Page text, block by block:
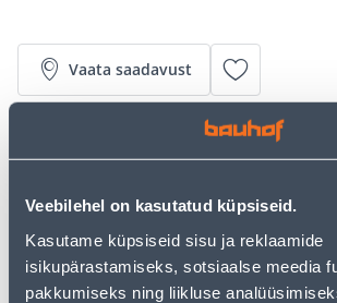
Veebilehel on kasutatud küpsiseid.
Kasutame küpsiseid sisu ja reklaamide
isikupärastamiseks, sotsiaalse meedia
pakkumiseks ning liikluse
Vaata saadavust
• 14-päevane tagastusõigus.
Järelmaksu kalkulaator
Sissemakse